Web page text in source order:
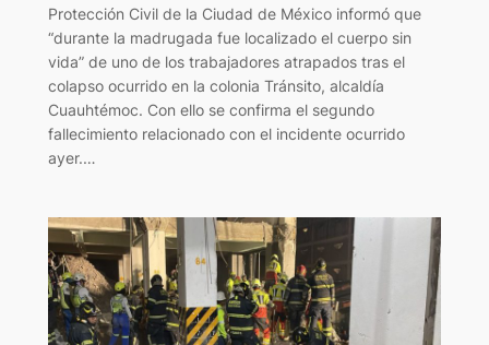
Protección Civil de la Ciudad de México informó que
“durante la madrugada fue localizado el cuerpo sin
vida” de uno de los trabajadores atrapados tras el
colapso ocurrido en la colonia Tránsito, alcaldía
Cuauhtémoc. Con ello se confirma el segundo
fallecimiento relacionado con el incidente ocurrido
ayer.…